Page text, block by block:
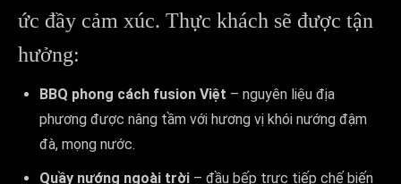
ức đầy cảm xúc. Thực khách sẽ được tận
hưởng:
BBQ phong cách fusion Việt – nguyên liệu địa
phương được nâng tầm với hương vị khói nướng đậm
đà, mọng nước.
Quầy nướng ngoài trời – đầu bếp trực tiếp chế biến